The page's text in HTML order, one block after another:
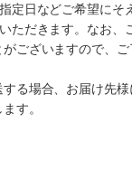
日などご希望にそ
ただきます。なお、
ございますので、ご
る場合、お届け先
す。